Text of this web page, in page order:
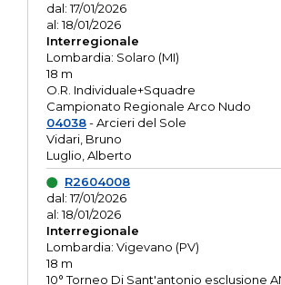
dal: 17/01/2026
al: 18/01/2026
Interregionale
Lombardia: Solaro (MI)
18 m
O.R. Individuale+Squadre
Campionato Regionale Arco Nudo
04038- Arcieri del Sole
Vidari, Bruno
Luglio, Alberto
R2604008
dal: 17/01/2026
al: 18/01/2026
Interregionale
Lombardia: Vigevano (PV)
18 m
10° Torneo Di Sant'antonio esclusione